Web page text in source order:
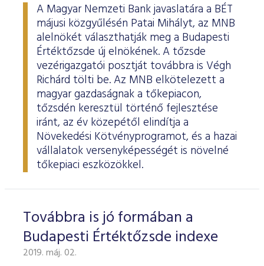
A Magyar Nemzeti Bank javaslatára a BÉT
májusi közgyűlésén Patai Mihályt, az MNB
alelnökét választhatják meg a Budapesti
Értéktőzsde új elnökének. A tőzsde
vezérigazgatói posztját továbbra is Végh
Richárd tölti be. Az MNB elkötelezett a
magyar gazdaságnak a tőkepiacon,
tőzsdén keresztül történő fejlesztése
iránt, az év közepétől elindítja a
Növekedési Kötvényprogramot, és a hazai
vállalatok versenyképességét is növelné
tőkepiaci eszközökkel.
Továbbra is jó formában a
Budapesti Értéktőzsde indexe
2019. máj. 02.